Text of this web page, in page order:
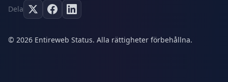
Dela
© 2026 Entireweb Status. Alla rättigheter förbehållna.